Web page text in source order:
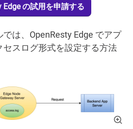
Edge の試用を申請する
は、OpenResty Edge でアプ
セスログ形式を設定する方法